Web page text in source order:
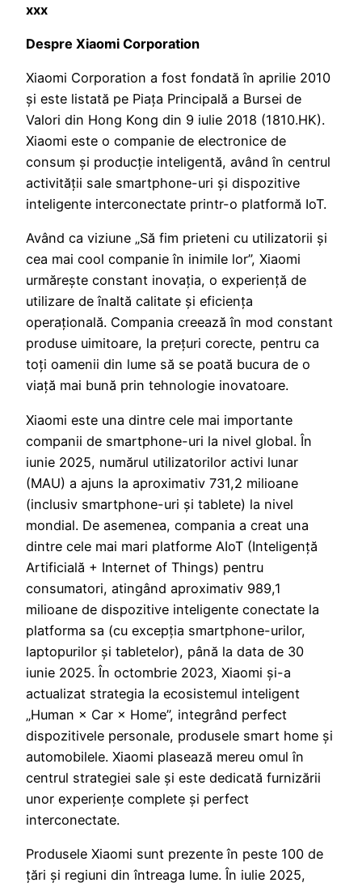
xxx
Despre Xiaomi Corporation
Xiaomi Corporation a fost fondată în aprilie 2010
și este listată pe Piața Principală a Bursei de
Valori din Hong Kong din 9 iulie 2018 (1810.HK).
Xiaomi este o companie de electronice de
consum și producție inteligentă, având în centrul
activității sale smartphone-uri și dispozitive
inteligente interconectate printr-o platformă IoT.
Având ca viziune „Să fim prieteni cu utilizatorii și
cea mai cool companie în inimile lor”, Xiaomi
urmărește constant inovația, o experiență de
utilizare de înaltă calitate și eficiența
operațională. Compania creează în mod constant
produse uimitoare, la prețuri corecte, pentru ca
toți oamenii din lume să se poată bucura de o
viață mai bună prin tehnologie inovatoare.
Xiaomi este una dintre cele mai importante
companii de smartphone-uri la nivel global. În
iunie 2025, numărul utilizatorilor activi lunar
(MAU) a ajuns la aproximativ 731,2 milioane
(inclusiv smartphone-uri și tablete) la nivel
mondial. De asemenea, compania a creat una
dintre cele mai mari platforme AIoT (Inteligență
Artificială + Internet of Things) pentru
consumatori, atingând aproximativ 989,1
milioane de dispozitive inteligente conectate la
platforma sa (cu excepția smartphone-urilor,
laptopurilor și tabletelor), până la data de 30
iunie 2025. În octombrie 2023, Xiaomi și-a
actualizat strategia la ecosistemul inteligent
„Human × Car × Home”, integrând perfect
dispozitivele personale, produsele smart home și
automobilele. Xiaomi plasează mereu omul în
centrul strategiei sale și este dedicată furnizării
unor experiențe complete și perfect
interconectate.
Produsele Xiaomi sunt prezente în peste 100 de
țări și regiuni din întreaga lume. În iulie 2025,